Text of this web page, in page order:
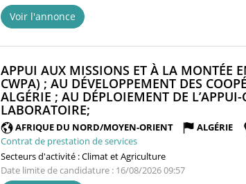
Voir l'annonce
APPUI AUX MISSIONS ET À LA MONTÉE
CWPA) ; AU DÉVELOPPEMENT DES
ALGÉRIE ; AU DÉPLOIEMENT DE
LABORATOIRE;
FENÊTRE)
AFRIQUE DU NORD/MOYEN-ORIENT ALGÉRIE
Contrat de prestation de services
Secteurs d'activité :Climat et Agriculture
Date limite de candidature : 16/08/2026 09:57